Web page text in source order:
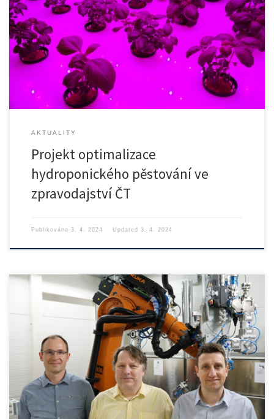
Česká televize natáčela minulý týden reportáž v laboratořích našeho
ústavu. […]
AKTUALITY
Projekt optimalizace
hydroponického pěstování ve
zpravodajství ČT
Publikováno 3. 4. 2024 Updated 3. 4. 2024
Ústav přístrojové a řídicí techniky se významně podílí na řešení
projektu špičkového výzkumu ROBOPROX, který se zaměřuje na
průlomový výzkum a vývoj v oblasti robotiky a pokročilé průmyslové
výroby využitím flexibilního nasazení robotů s vysokou mírou
autonomie, bezpečné spolupráce s lidmi, řízení a optimalizace
výrobních procesů a výpočetních metod pro výrobu a materiálové
inženýrství.